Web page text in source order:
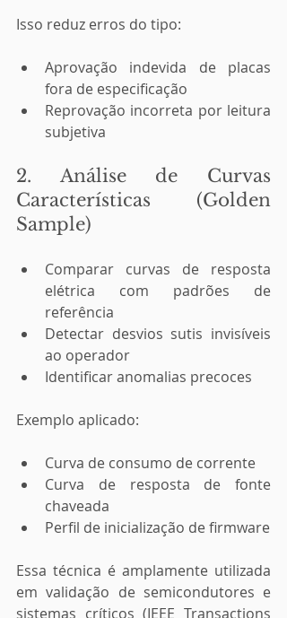
Isso reduz erros do tipo:
Aprovação indevida de placas
fora de especificação
Reprovação incorreta por leitura
subjetiva
2. Análise de Curvas
Características (Golden
Sample)
Comparar curvas de resposta
elétrica com padrões de
referência
Detectar desvios sutis invisíveis
ao operador
Identificar anomalias precoces
Exemplo aplicado:
Curva de consumo de corrente
Curva de resposta de fonte
chaveada
Perfil de inicialização de firmware
Essa técnica é amplamente utilizada
em validação de semicondutores e
sistemas críticos (IEEE Transactions